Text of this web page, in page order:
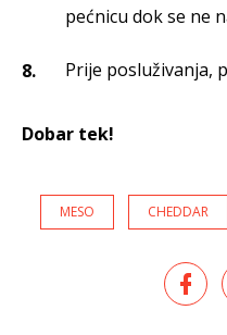
pećnicu dok se ne
Prije posluživanja,
Dobar tek!
MESO CHEDDAR